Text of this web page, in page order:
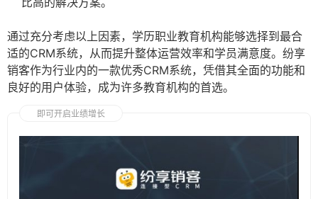
通过充分考虑以上因素，学历职业教育机构能够选择到最合
适的CRM系统，从而提升整体运营效率和学员满意度。纷享
销客作为行业内的一款优秀CRM系统，凭借其全面的功能和
良好的用户体验，成为许多教育机构的首选。
即可开启业绩增长